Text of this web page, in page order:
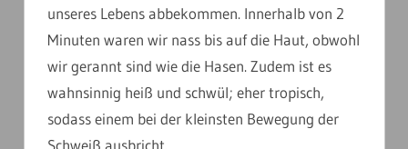
unseres Lebens abbekommen. Innerhalb von 2
Minuten waren wir nass bis auf die Haut, obwohl
wir gerannt sind wie die Hasen. Zudem ist es
wahnsinnig heiß und schwül; eher tropisch,
sodass einem bei der kleinsten Bewegung der
Schweiß ausbricht.